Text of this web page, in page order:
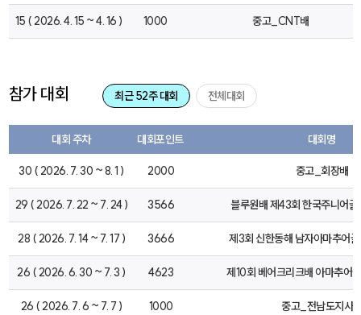
15 ( 2026. 4. 15 ~ 4. 16 ) 1000 중고_CNT배
참가 대회 최근 52주 대회 전체대회
대회 주차 대회포인트 대회명
30 ( 2026. 7. 30 ~ 8. 1 ) 2000 중고_회장배
29 ( 2026. 7. 22 ~ 7. 24 ) 3566 블루원배 제43회 한국주니어
28 ( 2026. 7. 14 ~ 7. 17 ) 3666 제3회 신한동해 남자아마추어
26 ( 2026. 6. 30 ~ 7. 3 ) 4623 제10회 베어크리크배 아마추어
26 ( 2026. 7. 6 ~ 7. 7 ) 1000 중고_전남도지사